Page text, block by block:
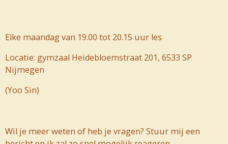
Elke maandag van 19.00 tot 20.15 uur les
Locatie: gymzaal Heidebloemstraat 201, 6533 SP
Nijmegen
(Yoo Sin)
Wil je meer weten of heb je vragen? Stuur mij een